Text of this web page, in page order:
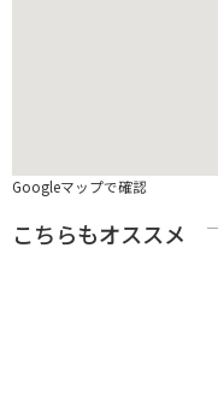
Googleマップで確認
こちらもオススメ